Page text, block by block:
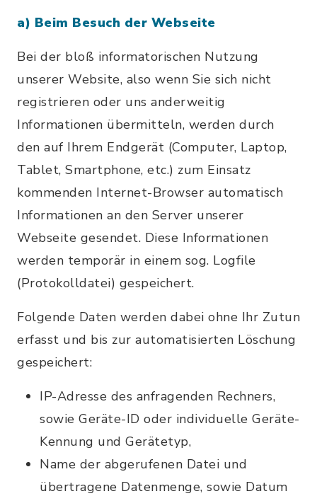
a) Beim Besuch der Webseite
Bei der bloß informatorischen Nutzung
unserer Website, also wenn Sie sich nicht
registrieren oder uns anderweitig
Informationen übermitteln, werden durch
den auf Ihrem Endgerät (Computer, Laptop,
Tablet, Smartphone, etc.) zum Einsatz
kommenden Internet-Browser automatisch
Informationen an den Server unserer
Webseite gesendet. Diese Informationen
werden temporär in einem sog. Logfile
(Protokolldatei) gespeichert.
Folgende Daten werden dabei ohne Ihr Zutun
erfasst und bis zur automatisierten Löschung
gespeichert:
IP-Adresse des anfragenden Rechners,
sowie Geräte-ID oder individuelle Geräte-
Kennung und Gerätetyp,
Name der abgerufenen Datei und
übertragene Datenmenge, sowie Datum